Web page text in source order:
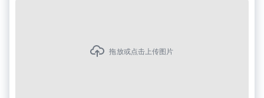
拖放或点击上传图片